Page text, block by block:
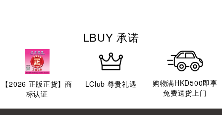
LBUY 承诺
【2026 正版正货】商
标认证
LClub 尊贵礼遇
购物满HKD500即享
免费送货上门